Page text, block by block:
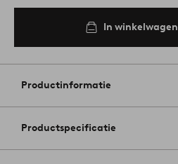
In winkelwagen
Productinformatie
Productspecificatie